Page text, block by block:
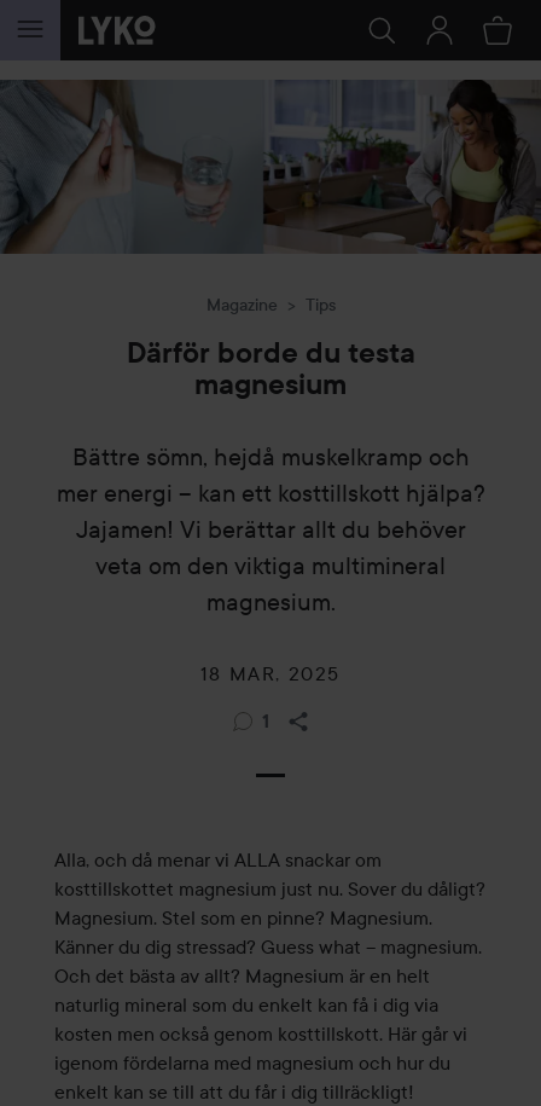
HOPPA TILL INNEHÅLLET
Magazine Tips
Därför borde du testa
magnesium
Bättre sömn, hejdå muskelkramp och
mer energi – kan ett kosttillskott hjälpa?
Jajamen! Vi berättar allt du behöver
veta om den viktiga multimineral
magnesium.
18 MAR, 2025
1
Alla, och då menar vi ALLA snackar om
kosttillskottet magnesium just nu. Sover du dåligt?
Magnesium. Stel som en pinne? Magnesium.
Känner du dig stressad? Guess what – magnesium.
Och det bästa av allt? Magnesium är en helt
naturlig mineral som du enkelt kan få i dig via
kosten men också genom kosttillskott. Här går vi
igenom fördelarna med magnesium och hur du
enkelt kan se till att du får i dig tillräckligt!